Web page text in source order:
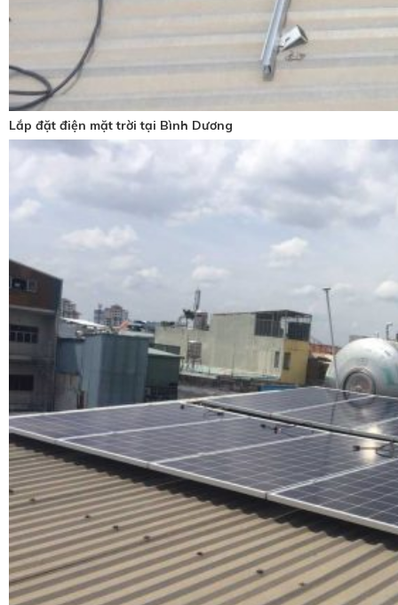
Lắp đặt điện mặt trời tại Bình Dương